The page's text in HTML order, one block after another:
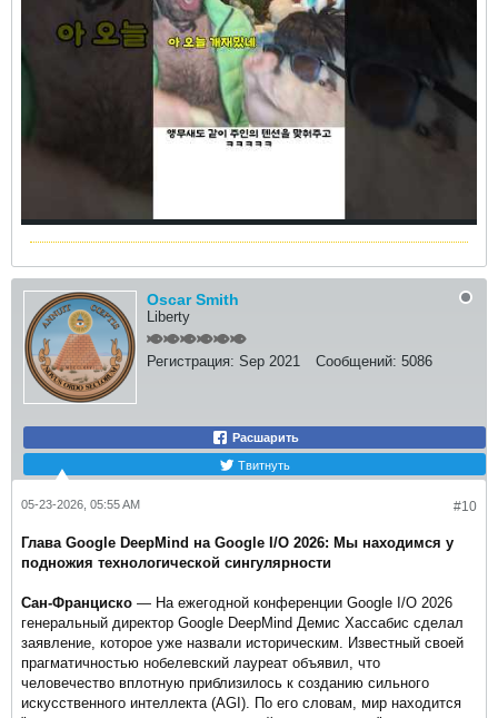
Oscar Smith
Liberty
Регистрация: Sep 2021 Сообщений: 5086
Расшарить
Твитнуть
#10
05-23-2026, 05:55 AM
Глава Google DeepMind на Google I/O 2026: Мы находимся у
подножия технологической сингулярности
Сан-Франциско — На ежегодной конференции Google I/O 2026
генеральный директор Google DeepMind Демис Хассабис сделал
заявление, которое уже назвали историческим. Известный своей
прагматичностью нобелевский лауреат объявил, что
человечество вплотную приблизилось к созданию сильного
искусственного интеллекта (AGI). По его словам, мир находится